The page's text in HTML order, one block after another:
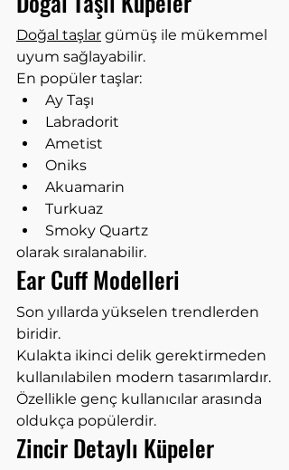
Doğal taşlar gümüş ile mükemmel
uyum sağlayabilir.
En popüler taşlar:
Ay Taşı
Labradorit
Ametist
Oniks
Akuamarin
Turkuaz
Smoky Quartz
olarak sıralanabilir.
Ear Cuff Modelleri
Son yıllarda yükselen trendlerden
biridir.
Kulakta ikinci delik gerektirmeden
kullanılabilen modern tasarımlardır.
Özellikle genç kullanıcılar arasında
oldukça popülerdir.
Zincir Detaylı Küpeler